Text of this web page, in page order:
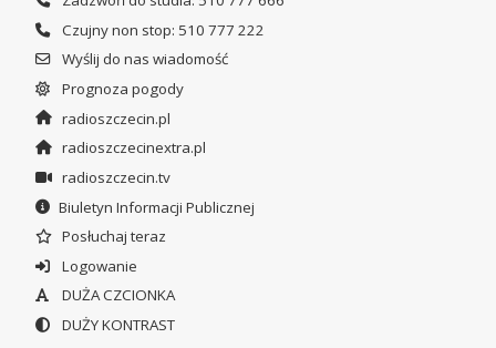
Czujny non stop: 510 777 222
Wyślij do nas wiadomość
Prognoza pogody
radioszczecin.pl
radioszczecinextra.pl
radioszczecin.tv
Biuletyn Informacji Publicznej
Posłuchaj teraz
Logowanie
DUŻA CZCIONKA
DUŻY KONTRAST